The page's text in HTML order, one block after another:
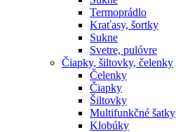
Termoprádlo
Kraťasy, šortky
Sukne
Svetre, pulóvre
Čiapky, šiltovky, čelenky
Čelenky
Čiapky
Šiltovky
Multifunkčné šatky
Klobúky